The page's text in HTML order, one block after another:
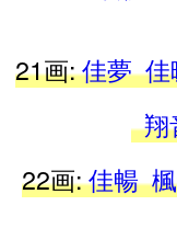
21画:佳夢
翔
22画:佳暢